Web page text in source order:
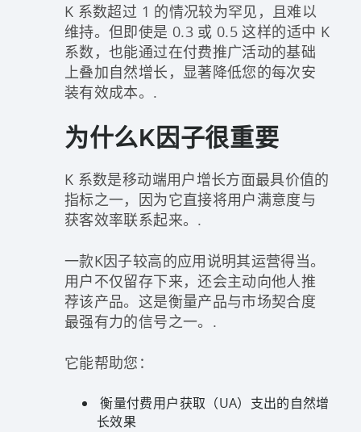
K 系数超过 1 的情况较为罕见，且难以
维持。但即使是 0.3 或 0.5 这样的适中 K
系数，也能通过在付费推广活动的基础
上叠加自然增长，显著降低您的每次安
装有效成本。.
为什么K因子很重要
K 系数是移动端用户增长方面最具价值的
指标之一，因为它直接将用户满意度与
获客效率联系起来。.
一款K因子较高的应用说明其运营得当。
用户不仅留存下来，还会主动向他人推
荐该产品。这是衡量产品与市场契合度
最强有力的信号之一。.
它能帮助您：
衡量付费用户获取（UA）支出的自然增
长效果